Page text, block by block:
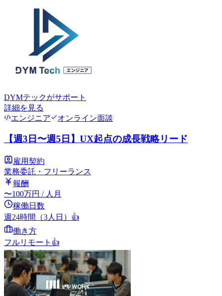
DYMテックがサポート
詳細を見る
エンジニア
オンライン面談
【週3日〜週5日】UX起点の成長戦略リード
雇用契約
業務委託・フリーランス
報酬
〜100万円 / 人月
稼働日数
週24時間（3人日） 👍
働き方
フルリモート 👍